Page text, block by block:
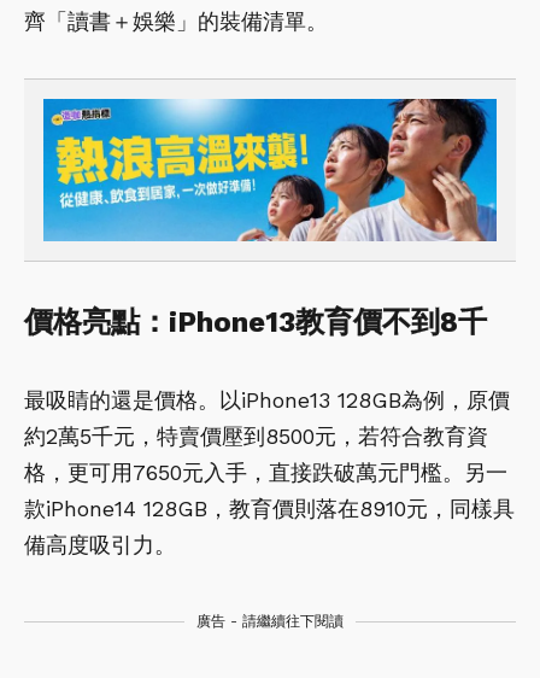
齊「讀書＋娛樂」的裝備清單。
價格亮點：iPhone13教育價不到8千
最吸睛的還是價格。以iPhone13 128GB為例，原價
約2萬5千元，特賣價壓到8500元，若符合教育資
格，更可用7650元入手，直接跌破萬元門檻。另一
款iPhone14 128GB，教育價則落在8910元，同樣具
備高度吸引力。
廣告 - 請繼續往下閱讀